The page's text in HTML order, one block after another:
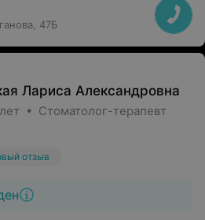
47Б
Лариса Александровна
• Стоматолог-терапевт
отзыв